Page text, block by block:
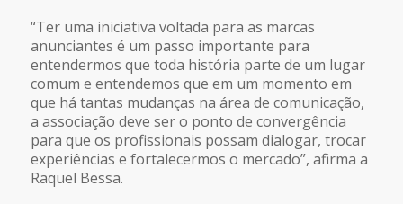
“Ter uma iniciativa voltada para as marcas
anunciantes é um passo importante para
entendermos que toda história parte de um lugar
comum e entendemos que em um momento em
que há tantas mudanças na área de comunicação,
a associação deve ser o ponto de convergência
para que os profissionais possam dialogar, trocar
experiências e fortalecermos o mercado”, afirma a
Raquel Bessa.